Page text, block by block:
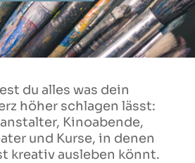
du alles was dein
höher schlagen lässt:
Kinoabende,
und Kurse, in denen
kreativ ausleben könnt.